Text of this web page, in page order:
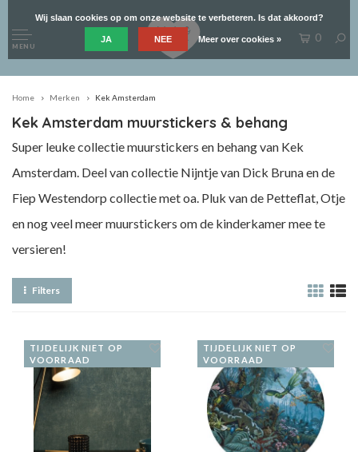
MENU
0
Home Merken Kek Amsterdam
Kek Amsterdam muurstickers & behang
Super leuke collectie muurstickers en behang van Kek
Amsterdam. Deel van collectie Nijntje van Dick Bruna en de
Fiep Westendorp collectie met oa. Pluk van de Petteflat, Otje
en nog veel meer muurstickers om de kinderkamer mee te
versieren!
Filters
TIJDELIJK NIET OP
VOORRAAD
TIJDELIJK NIET OP
VOORRAAD
Wij slaan cookies op om onze website te verbeteren. Is dat akkoord?
JA NEE Meer over cookies »